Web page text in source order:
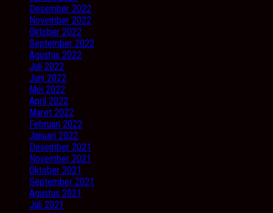
Desember 2022
November 2022
Oktober 2022
September 2022
Agustus 2022
Juli 2022
Juni 2022
Mei 2022
April 2022
Maret 2022
Februari 2022
Januari 2022
Desember 2021
November 2021
Oktober 2021
September 2021
Agustus 2021
Juli 2021